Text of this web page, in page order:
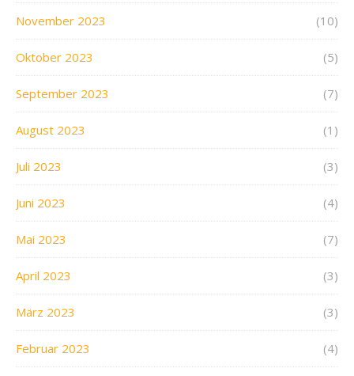
November 2023 (10)
Oktober 2023 (5)
September 2023 (7)
August 2023 (1)
Juli 2023 (3)
Juni 2023 (4)
Mai 2023 (7)
April 2023 (3)
März 2023 (3)
Februar 2023 (4)